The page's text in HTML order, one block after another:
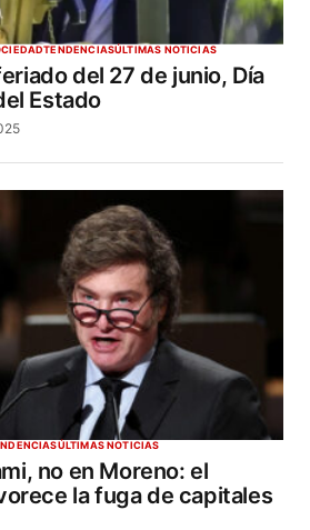
TENDENCIASÚLTIMAS NOTICIAS
del 27 de junio, Día
Estado
ÚLTIMAS NOTICIAS
no en Moreno: el
la fuga de capitales